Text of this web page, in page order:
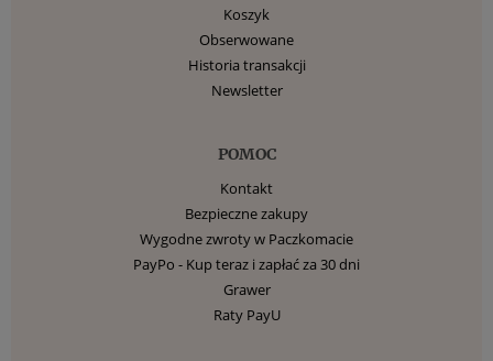
Koszyk
Obserwowane
Historia transakcji
Newsletter
POMOC
Kontakt
Bezpieczne zakupy
Wygodne zwroty w Paczkomacie
PayPo - Kup teraz i zapłać za 30 dni
Grawer
Raty PayU